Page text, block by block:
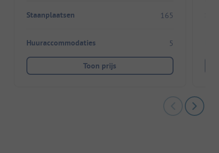
Staanplaatsen 165
Huuraccommodaties 5
Toon prijs